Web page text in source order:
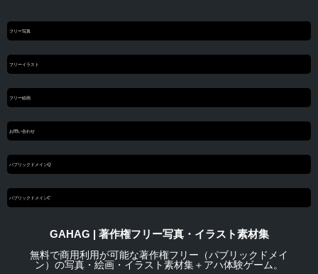
フリー写真
フリーイラスト
フリー絵画
お問い合わせ
パブリックドメインQ
パブリックドメインC
GAHAG | 著作権フリー写真・イラスト素材集
無料で商用利用が可能な著作権フリー（パブリックドメイ
ン）の写真・絵画・イラスト素材集＋アハ体験ゲーム。